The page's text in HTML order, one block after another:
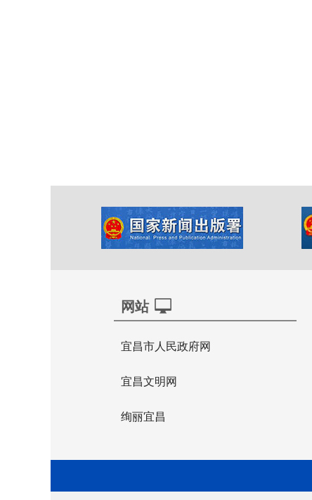
网站
宜昌市人民政府网
宜昌文明网
绚丽宜昌